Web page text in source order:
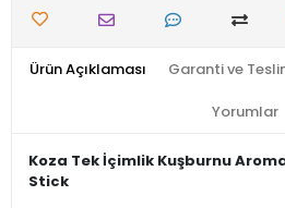
Ürün Açıklaması Garanti ve
Yorumlar
Koza Tek İçimlik Kuşburnu
Stick